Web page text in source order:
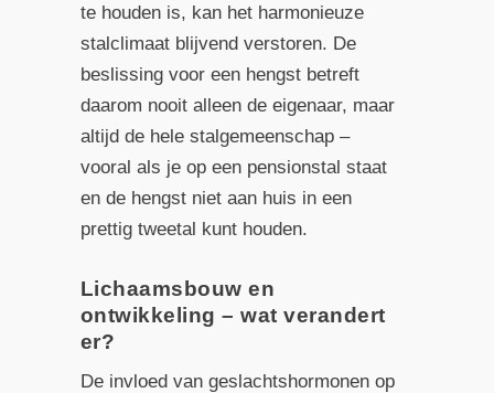
te houden is, kan het harmonieuze
stalclimaat blijvend verstoren. De
beslissing voor een hengst betreft
daarom nooit alleen de eigenaar, maar
altijd de hele stalgemeenschap –
vooral als je op een pensionstal staat
en de hengst niet aan huis in een
prettig tweetal kunt houden.
Lichaamsbouw en
ontwikkeling – wat verandert
er?
De invloed van geslachtshormonen op